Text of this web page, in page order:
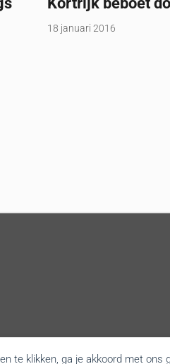
te klikken, ga je akkoord met ons
18 januari 2016